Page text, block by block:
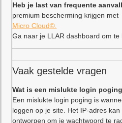
Heb je last van frequente
premium bescherming krijgen met
Micro Cloud©.
Ga naar je LLAR dashboard om te
Vaak gestelde vragen
Wat is een mislukte login
Een mislukte login poging is
loggen op je site. Het IP-adres
ontworpen om je wachtwoord te